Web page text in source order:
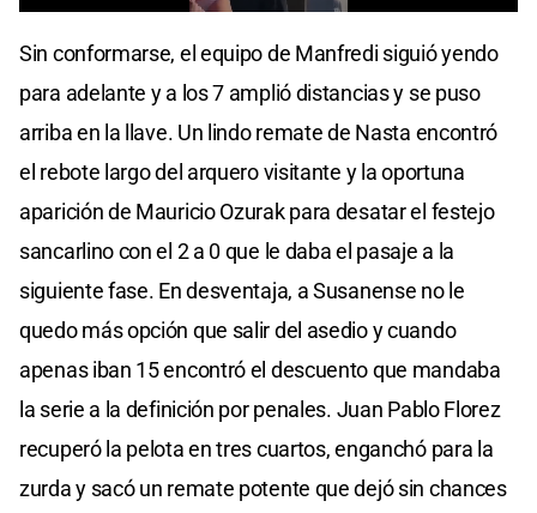
Sin conformarse, el equipo de Manfredi siguió yendo
para adelante y a los 7 amplió distancias y se puso
arriba en la llave. Un lindo remate de Nasta encontró
el rebote largo del arquero visitante y la oportuna
aparición de Mauricio Ozurak para desatar el festejo
sancarlino con el 2 a 0 que le daba el pasaje a la
siguiente fase. En desventaja, a Susanense no le
quedo más opción que salir del asedio y cuando
apenas iban 15 encontró el descuento que mandaba
la serie a la definición por penales. Juan Pablo Florez
recuperó la pelota en tres cuartos, enganchó para la
zurda y sacó un remate potente que dejó sin chances